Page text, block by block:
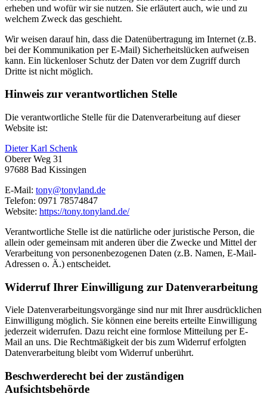
erheben und wofür wir sie nutzen. Sie erläutert auch, wie und zu
welchem Zweck das geschieht.
Wir weisen darauf hin, dass die Datenübertragung im Internet (z.B.
bei der Kommunikation per E-Mail) Sicherheitslücken aufweisen
kann. Ein lückenloser Schutz der Daten vor dem Zugriff durch
Dritte ist nicht möglich.
Hinweis zur verantwortlichen Stelle
Die verantwortliche Stelle für die Datenverarbeitung auf dieser
Website ist:
Dieter Karl Schenk
Oberer Weg 31
97688 Bad Kissingen
E-Mail: tony@tonyland.de
Telefon: 0971 78574847
Website: https://tony.tonyland.de/
Verantwortliche Stelle ist die natürliche oder juristische Person, die
allein oder gemeinsam mit anderen über die Zwecke und Mittel der
Verarbeitung von personenbezogenen Daten (z.B. Namen, E-Mail-
Adressen o. Ä.) entscheidet.
Widerruf Ihrer Einwilligung zur Datenverarbeitung
Viele Datenverarbeitungsvorgänge sind nur mit Ihrer ausdrücklichen
Einwilligung möglich. Sie können eine bereits erteilte Einwilligung
jederzeit widerrufen. Dazu reicht eine formlose Mitteilung per E-
Mail an uns. Die Rechtmäßigkeit der bis zum Widerruf erfolgten
Datenverarbeitung bleibt vom Widerruf unberührt.
Beschwerderecht bei der zuständigen
Aufsichtsbehörde